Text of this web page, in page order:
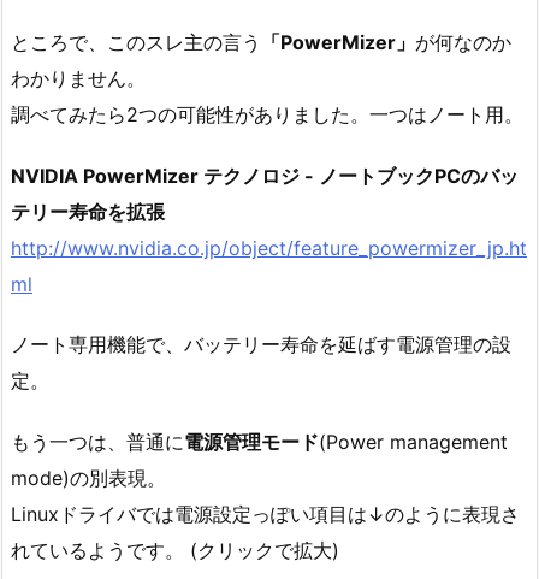
ところで、このスレ主の言う 「PowerMizer」 が何なのか
わかりません。
調べてみたら2つの可能性がありました。一つはノート用。
NVIDIA PowerMizer テクノロジ - ノートブックPCのバッ
テリー寿命を拡張
http://www.nvidia.co.jp/object/feature_powermizer_jp.ht
ml
ノート専用機能で、バッテリー寿命を延ばす電源管理の設
定。
もう一つは、普通に電源管理モード(Power management
mode)の別表現。
Linuxドライバでは電源設定っぽい項目は↓のように表現さ
れているようです。 (クリックで拡大)